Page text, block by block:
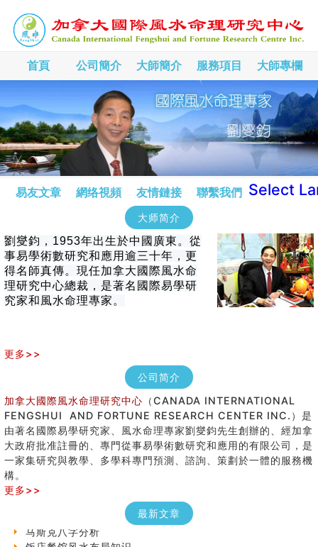
首頁 公司簡介 大師簡介 服務項目 大師專欄
易友文章 網络視頻 友情鏈接 聯繫我們 Select
大师简介
劉燮鈞，1953年出生於中國廣東。從
事易學術數研究和應用逾三十年，更
得名師真傳。現任加拿大國際風水命
理研究中心總裁，是著名國際易學研
究家和風水命理專家。
更多>>
公司简介
加拿大國際風水命理研究中心 （CANADA INTERNATIONAL
FENGSHUI AND FORTUNE RESEARCH CENTER INC.）是
由著名國際易學研究家、風水命理專家劉燮鈞先生創辦的、經加拿
大政府批准註冊的、專門從事易學術數研究和應用的有限公司，是
一家集研究與教學、多學科專門預測、諮詢、策劃於一體的服務機
構。
更多>>
最新文章
七夕节 我国唯一一个以女性为主角传统节日
手指饱满福运加身，这种手相福运在何处？
《高岛易断》(四)
民間風水知識九十四條
饭店餐馆风水布局知识